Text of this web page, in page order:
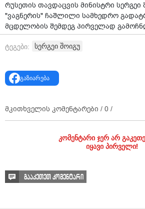
რუსეთის თავდაცვის მინისტრი სერგეი
"ვაგნერის" ჩაშლილი სამხედრო
მცდელობის შემდეგ პირველად
სამთავრობო მედია „რია“ შოიგუს
ავრცელებს, რომელიც, მათი
დაუზუსტებელია, სად და რა
მასალის გადაღება.
ტეგები: სერგეი შოიგუ
გაზიარება
მკითხველის კომენტარები / 0 /
კომენტარი ჯერ არ
იყავი პირველი!
გააკეთეთ კომენტარი